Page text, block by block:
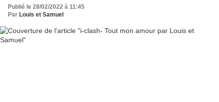
Publié le 28/02/2022 à 11:45
Par Louis et Samuel